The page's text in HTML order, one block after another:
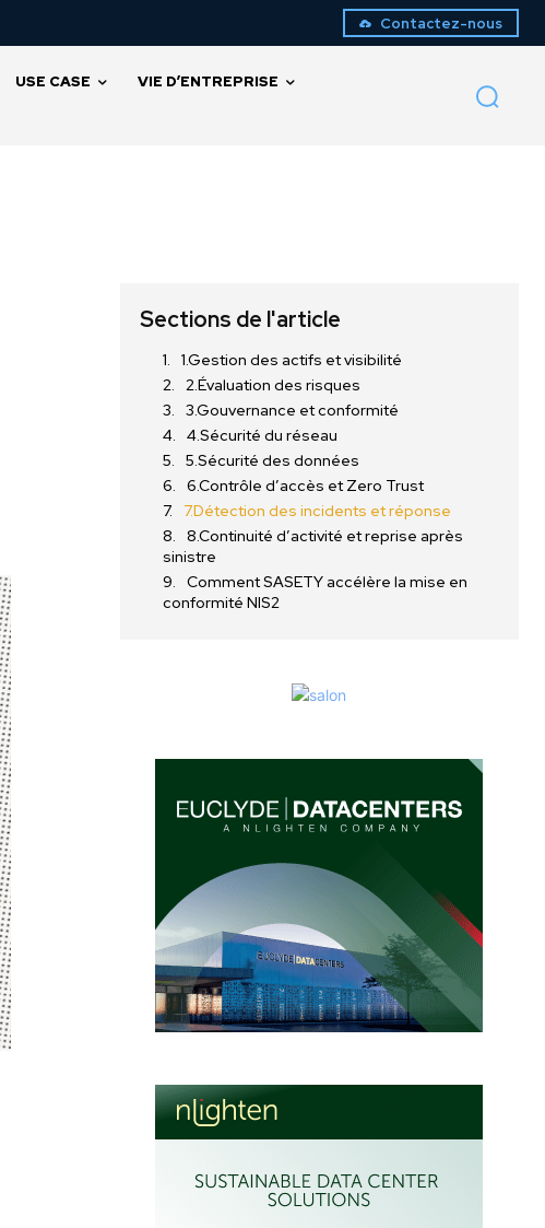
Contactez-nous
USE CASE
VIE D’ENTREPRISE
Sections de l'article
1.Gestion des actifs et visibilité
2.Évaluation des risques
3.Gouvernance et conformité
4.Sécurité du réseau
5.Sécurité des données
6.Contrôle d’accès et Zero Trust
7.Détection des incidents et réponse
8.Continuité d’activité et reprise après
sinistre
Comment SASETY accélère la mise en
conformité NIS2